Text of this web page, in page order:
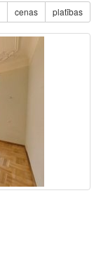
cenas platības